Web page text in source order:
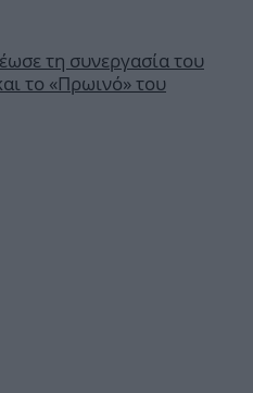
τη συνεργασία του
το «Πρωινό» του